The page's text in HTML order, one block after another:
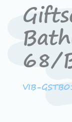
68/
VIB-